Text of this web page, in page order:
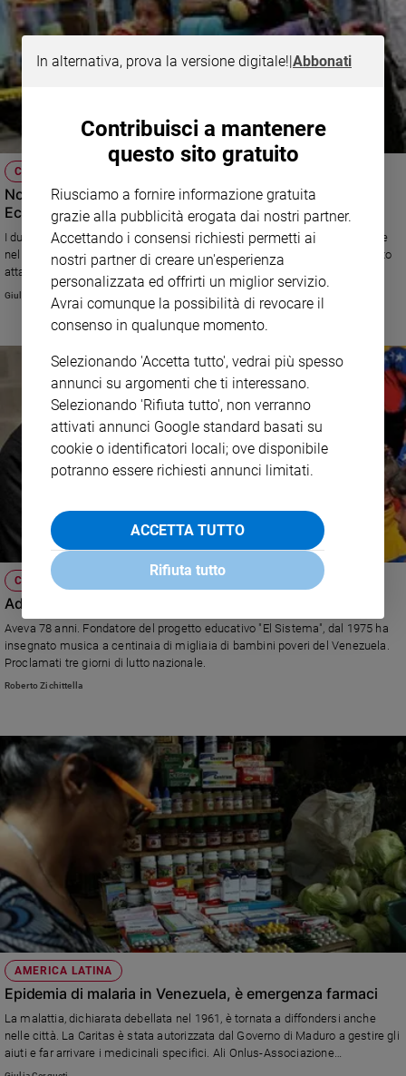
CRISI SUDAMERICANA
Norme restrittive contro i venezuelani: la scelta di
Ecuador e Perù
I due Paesi hanno introdotto l'obbligo del passaporto per chi vuole entrare
nel loro territorio. In Brasile, a Pacaraima, un campo di accoglienza è stato
attaccato e i migranti costretti ad andarsene oltre confine. L'esodo dal
Venezuela continua, ma con difficoltà sempre più grandi.
Giulia Cerqueti
CULTURA E SPETTACOLI
Addio al maestro Abreu
Aveva 78 anni. Fondatore del progetto educativo "El Sistema", dal 1975 ha
insegnato musica a centinaia di migliaia di bambini poveri del Venezuela.
Proclamati tre giorni di lutto nazionale.
Roberto Zichittella
AMERICA LATINA
Epidemia di malaria in Venezuela, è emergenza farmaci
La malattia, dichiarata debellata nel 1961, è tornata a diffondersi anche
nelle città. La Caritas è stata autorizzata dal Governo di Maduro a gestire gli
aiuti e far arrivare i medicinali specifici. Ali Onlus-Associazione
latinoamerica in Italia collabora al progetto.
In alternativa, prova la versione digitale!|Abbonati
Contribuisci a mantenere
questo sito gratuito
Riusciamo a fornire informazione gratuita
grazie alla pubblicità erogata dai nostri partner.
Accettando i consensi richiesti permetti ai
nostri partner di creare un'esperienza
personalizzata ed offrirti un miglior servizio.
Avrai comunque la possibilità di revocare il
consenso in qualunque momento.
Selezionando 'Accetta tutto', vedrai più spesso
annunci su argomenti che ti interessano.
Selezionando 'Rifiuta tutto', non verranno
attivati annunci Google standard basati su
cookie o identificatori locali; ove disponibile
potranno essere richiesti annunci limitati.
ACCETTA TUTTO
Rifiuta tutto